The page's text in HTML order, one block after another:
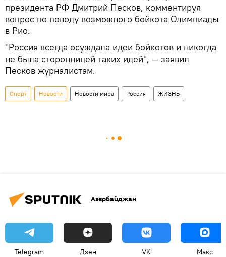
президента РФ Дмитрий Песков, комментируя
вопрос по поводу возможного бойкота Олимпиады
в Рио.
"Россия всегда осуждала идеи бойкотов и никогда
не была сторонницей таких идей", — заявил
Песков журналистам.
Спорт Новости Новости мира Россия ЖИЗНЬ
Азербайджан
Telegram Дзен VK Макс